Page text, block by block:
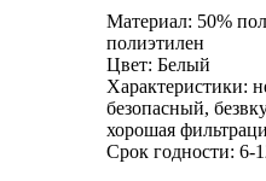
Материал: 50%
полиэтилен
Цвет: Белый
Характеристики:
безопасный,
хорошая
Срок годности: 6-